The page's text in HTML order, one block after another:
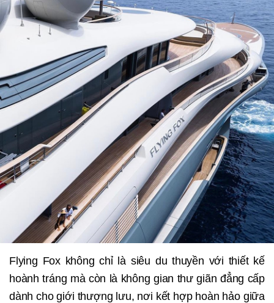
Flying Fox không chỉ là siêu du thuyền với thiết kế
hoành tráng mà còn là không gian thư giãn đẳng cấp
dành cho giới thượng lưu, nơi kết hợp hoàn hảo giữa